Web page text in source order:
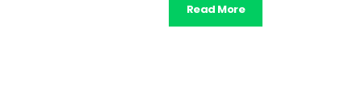
Read More